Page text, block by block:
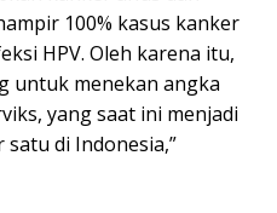
100% kasus kanker
HPV. Oleh karena itu,
untuk menekan angka
yang saat ini menjadi
di Indonesia,”